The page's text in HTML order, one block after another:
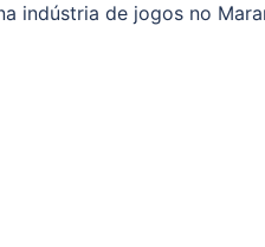
indústria de jogos no